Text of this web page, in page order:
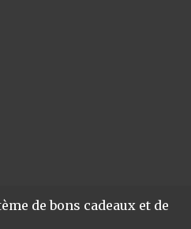
de bons cadeaux et de